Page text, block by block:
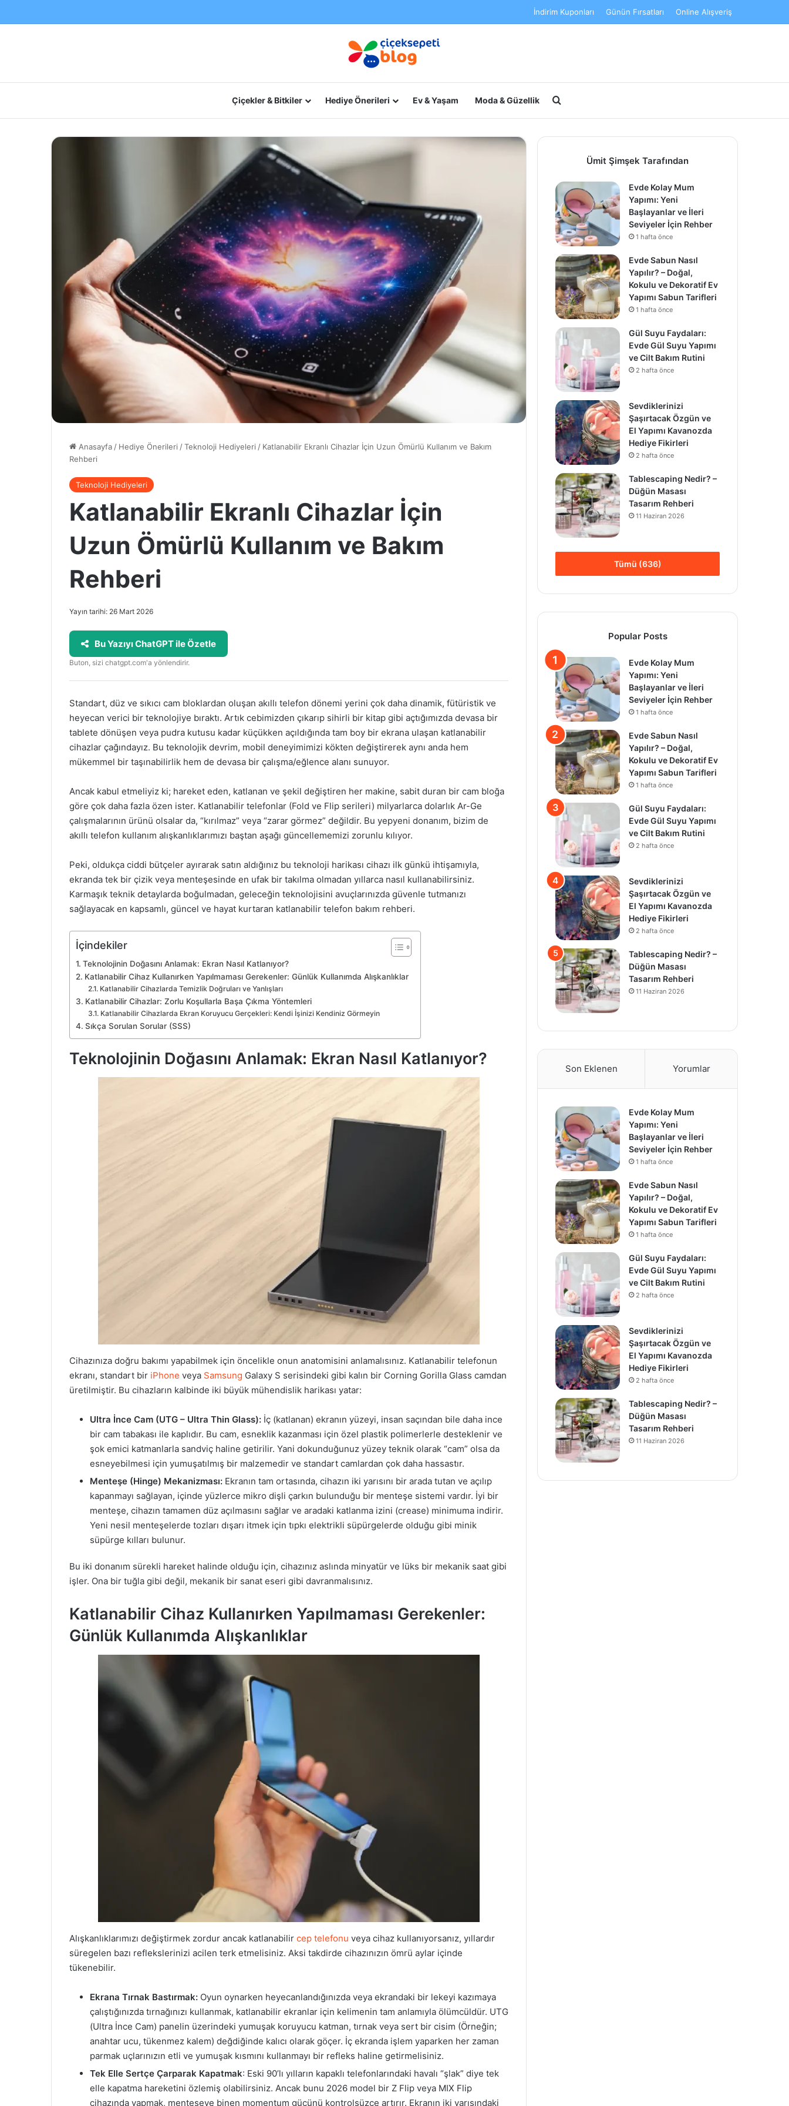
İndirim Kuponları Günün Fırsatları Online Alışveriş
Çiçekler & Bitkiler Hediye Önerileri Ev & Yaşam Moda & Güzellik Arama yap ...
Anasayfa / Hediye Önerileri /Teknoloji Hediyeleri / Katlanabilir Ekranlı Cihazlar İçin Uzun Ömürlü Kullanım ve Bakım
Rehberi
Teknoloji Hediyeleri
Katlanabilir Ekranlı Cihazlar İçin
Uzun Ömürlü Kullanım ve Bakım
Rehberi
Yayın tarihi: 26 Mart 2026
Bu Yazıyı ChatGPT ile Özetle
Buton, sizi chatgpt.com'a yönlendirir.
Standart, düz ve sıkıcı cam bloklardan oluşan akıllı telefon dönemi yerini çok daha dinamik, fütüristik ve
heyecan verici bir teknolojiye bıraktı. Artık cebimizden çıkarıp sihirli bir kitap gibi açtığımızda devasa bir
tablete dönüşen veya pudra kutusu kadar küçükken açıldığında tam boy bir ekrana ulaşan katlanabilir
cihazlar çağındayız. Bu teknolojik devrim, mobil deneyimimizi kökten değiştirerek aynı anda hem
mükemmel bir taşınabilirlik hem de devasa bir çalışma/eğlence alanı sunuyor.
Ancak kabul etmeliyiz ki; hareket eden, katlanan ve şekil değiştiren her makine, sabit duran bir cam bloğa
göre çok daha fazla özen ister. Katlanabilir telefonlar (Fold ve Flip serileri) milyarlarca dolarlık Ar-Ge
çalışmalarının ürünü olsalar da, “kırılmaz” veya “zarar görmez” değildir. Bu yepyeni donanım, bizim de
akıllı telefon kullanım alışkanlıklarımızı baştan aşağı güncellememizi zorunlu kılıyor.
Peki, oldukça ciddi bütçeler ayırarak satın aldığınız bu teknoloji harikası cihazı ilk günkü ihtişamıyla,
ekranda tek bir çizik veya menteşesinde en ufak bir takılma olmadan yıllarca nasıl kullanabilirsiniz.
Karmaşık teknik detaylarda boğulmadan, geleceğin teknolojisini avuçlarınızda güvenle tutmanızı
sağlayacak en kapsamlı, güncel ve hayat kurtaran katlanabilir telefon bakım rehberi.
İçindekiler
Teknolojinin Doğasını Anlamak: Ekran Nasıl Katlanıyor?
Katlanabilir Cihaz Kullanırken Yapılmaması Gerekenler: Günlük Kullanımda Alışkanlıklar
Katlanabilir Cihazlarda Temizlik Doğruları ve Yanlışları
Katlanabilir Cihazlar: Zorlu Koşullarla Başa Çıkma Yöntemleri
Katlanabilir Cihazlarda Ekran Koruyucu Gerçekleri: Kendi İşinizi Kendiniz Görmeyin
Sıkça Sorulan Sorular (SSS)
Teknolojinin Doğasını Anlamak: Ekran Nasıl Katlanıyor?
Cihazınıza doğru bakımı yapabilmek için öncelikle onun anatomisini anlamalısınız. Katlanabilir telefonun
ekranı, standart bir iPhone veya Samsung Galaxy S serisindeki gibi kalın bir Corning Gorilla Glass camdan
üretilmiştir. Bu cihazların kalbinde iki büyük mühendislik harikası yatar:
Ultra İnce Cam (UTG – Ultra Thin Glass): İç (katlanan) ekranın yüzeyi, insan saçından bile daha ince
bir cam tabakası ile kaplıdır. Bu cam, esneklik kazanması için özel plastik polimerlerle desteklenir ve
şok emici katmanlarla sandviç haline getirilir. Yani dokunduğunuz yüzey teknik olarak “cam” olsa da
esneyebilmesi için yumuşatılmış bir malzemedir ve standart camlardan çok daha hassastır.
Menteşe (Hinge) Mekanizması: Ekranın tam ortasında, cihazın iki yarısını bir arada tutan ve açılıp
kapanmayı sağlayan, içinde yüzlerce mikro dişli çarkın bulunduğu bir menteşe sistemi vardır. İyi bir
menteşe, cihazın tamamen düz açılmasını sağlar ve aradaki katlanma izini (crease) minimuma indirir.
Yeni nesil menteşelerde tozları dışarı itmek için tıpkı elektrikli süpürgelerde olduğu gibi minik
süpürge kılları bulunur.
Bu iki donanım sürekli hareket halinde olduğu için, cihazınız aslında minyatür ve lüks bir mekanik saat gibi
işler. Ona bir tuğla gibi değil, mekanik bir sanat eseri gibi davranmalısınız.
Katlanabilir Cihaz Kullanırken Yapılmaması Gerekenler:
Günlük Kullanımda Alışkanlıklar
Alışkanlıklarımızı değiştirmek zordur ancak katlanabilir cep telefonu veya cihaz kullanıyorsanız, yıllardır
süregelen bazı reflekslerinizi acilen terk etmelisiniz. Aksi takdirde cihazınızın ömrü aylar içinde
tükenebilir.
Ekrana Tırnak Bastırmak: Oyun oynarken heyecanlandığınızda veya ekrandaki bir lekeyi kazımaya
çalıştığınızda tırnağınızı kullanmak, katlanabilir ekranlar için kelimenin tam anlamıyla ölümcüldür. UTG
(Ultra İnce Cam) panelin üzerindeki yumuşak koruyucu katman, tırnak veya sert bir cisim (Örneğin;
anahtar ucu, tükenmez kalem) değdiğinde kalıcı olarak göçer. İç ekranda işlem yaparken her zaman
parmak uçlarınızın etli ve yumuşak kısmını kullanmayı bir refleks haline getirmelisiniz.
Tek Elle Sertçe Çarparak Kapatmak: Eski 90’lı yılların kapaklı telefonlarındaki havalı “şlak” diye tek
elle kapatma hareketini özlemiş olabilirsiniz. Ancak bunu 2026 model bir Z Flip veya MIX Flip
cihazında yapmak, menteşeye binen momentum gücünü kontrolsüzce artırır. Ekranın iki yarısındaki
Ümit Şimşek Tarafından
Evde Kolay Mum
Yapımı: Yeni
Başlayanlar ve İleri
Seviyeler İçin Rehber
1 hafta önce
Evde Sabun Nasıl
Yapılır? – Doğal,
Kokulu ve Dekoratif Ev
Yapımı Sabun Tarifleri
1 hafta önce
Gül Suyu Faydaları:
Evde Gül Suyu Yapımı
ve Cilt Bakım Rutini
2 hafta önce
Sevdiklerinizi
Şaşırtacak Özgün ve
El Yapımı Kavanozda
Hediye Fikirleri
2 hafta önce
Tablescaping Nedir? –
Düğün Masası
Tasarım Rehberi
11 Haziran 2026
Tümü (636)
Popular Posts
Evde Kolay Mum
Yapımı: Yeni
Başlayanlar ve İleri
Seviyeler İçin Rehber
1 hafta önce
Evde Sabun Nasıl
Yapılır? – Doğal,
Kokulu ve Dekoratif Ev
Yapımı Sabun Tarifleri
1 hafta önce
Gül Suyu Faydaları:
Evde Gül Suyu Yapımı
ve Cilt Bakım Rutini
2 hafta önce
Sevdiklerinizi
Şaşırtacak Özgün ve
El Yapımı Kavanozda
Hediye Fikirleri
2 hafta önce
Tablescaping Nedir? –
Düğün Masası
Tasarım Rehberi
11 Haziran 2026
Son Eklenen Yorumlar
Evde Kolay Mum
Yapımı: Yeni
Başlayanlar ve İleri
Seviyeler İçin Rehber
1 hafta önce
Evde Sabun Nasıl
Yapılır? – Doğal,
Kokulu ve Dekoratif Ev
Yapımı Sabun Tarifleri
1 hafta önce
Gül Suyu Faydaları:
Evde Gül Suyu Yapımı
ve Cilt Bakım Rutini
2 hafta önce
Sevdiklerinizi
Şaşırtacak Özgün ve
El Yapımı Kavanozda
Hediye Fikirleri
2 hafta önce
Tablescaping Nedir? –
Düğün Masası
Tasarım Rehberi
11 Haziran 2026